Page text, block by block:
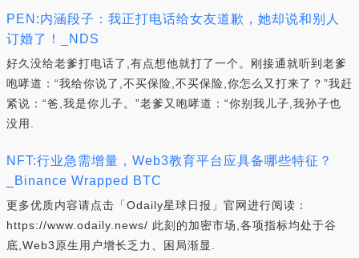
PEN:内涵段子：我正打电话给女友道歉，她却说和别人
订婚了！_NDS
好久没给老爹打电话了,有点想他就打了一个。刚接通就听到老爹
咆哮道：“我给你说了,不买保险,不买保险,你怎么又打来了？”我赶
紧说：“爸,我是你儿子。”老爹又咆哮道：“你别我儿子,我孙子也
没用.
NFT:行业急需增量，Web3教育平台应具备哪些特征？
_Binance Wrapped BTC
更多优质内容请点击「Odaily星球日报」官网进行阅读：
https://www.odaily.news/ 此刻的加密市场,各项指标均处于谷
底,Web3原生用户增长乏力、困局渐显.